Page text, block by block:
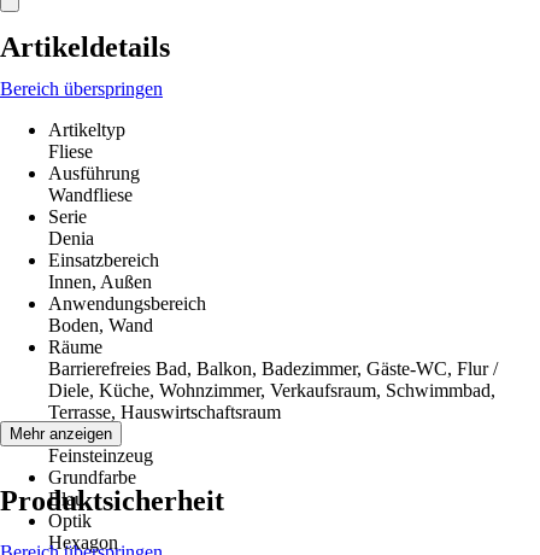
Artikeldetails
Bereich überspringen
Artikeltyp
Fliese
Ausführung
Wandfliese
Serie
Denia
Einsatzbereich
Innen, Außen
Anwendungsbereich
Boden, Wand
Räume
Barrierefreies Bad, Balkon, Badezimmer, Gäste-WC, Flur /
Diele, Küche, Wohnzimmer, Verkaufsraum, Schwimmbad,
Terrasse, Hauswirtschaftsraum
Material
Feinsteinzeug
Grundfarbe
Blau
Optik
Hexagon
Mehr anzeigen
Produktsicherheit